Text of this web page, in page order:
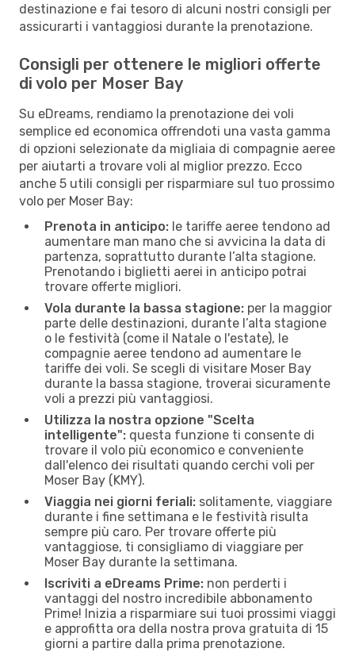
destinazione e fai tesoro di alcuni nostri consigli per
assicurarti i vantaggiosi durante la prenotazione.
Consigli per ottenere le migliori offerte
di volo per Moser Bay
Su eDreams, rendiamo la prenotazione dei voli
semplice ed economica offrendoti una vasta gamma
di opzioni selezionate da migliaia di compagnie aeree
per aiutarti a trovare voli al miglior prezzo. Ecco
anche 5 utili consigli per risparmiare sul tuo prossimo
volo per Moser Bay:
Prenota in anticipo: le tariffe aeree tendono ad
aumentare man mano che si avvicina la data di
partenza, soprattutto durante l’alta stagione.
Prenotando i biglietti aerei in anticipo potrai
trovare offerte migliori.
Vola durante la bassa stagione: per la maggior
parte delle destinazioni, durante l’alta stagione
o le festività (come il Natale o l'estate), le
compagnie aeree tendono ad aumentare le
tariffe dei voli. Se scegli di visitare Moser Bay
durante la bassa stagione, troverai sicuramente
voli a prezzi più vantaggiosi.
Utilizza la nostra opzione "Scelta
intelligente": questa funzione ti consente di
trovare il volo più economico e conveniente
dall'elenco dei risultati quando cerchi voli per
Moser Bay (KMY).
Viaggia nei giorni feriali: solitamente, viaggiare
durante i fine settimana e le festività risulta
sempre più caro. Per trovare offerte più
vantaggiose, ti consigliamo di viaggiare per
Moser Bay durante la settimana.
Iscriviti a eDreams Prime: non perderti i
vantaggi del nostro incredibile abbonamento
Prime! Inizia a risparmiare sui tuoi prossimi viaggi
e approfitta ora della nostra prova gratuita di 15
giorni a partire dalla prima prenotazione.